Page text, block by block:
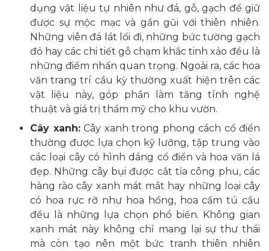
dụng vật liệu tự nhiên như đá, gỗ, gạch để giữ
được sự mộc mạc và gần gũi với thiên nhiên.
Những viên đá lát lối đi, những bức tường gạch
đỏ hay các chi tiết gỗ chạm khắc tinh xảo đều là
những điểm nhấn quan trọng. Ngoài ra, các hoa
văn trang trí cầu kỳ thường xuất hiện trên các
vật liệu này, góp phần làm tăng tính nghệ
thuật và giá trị thẩm mỹ cho khu vườn.
Cây xanh:Cây xanh trong phong cách cổ điển
thường được lựa chọn kỹ lưỡng, tập trung vào
các loại cây có hình dáng cổ điển và hoa văn lá
đẹp. Những cây bụi được cắt tỉa công phu, các
hàng rào cây xanh mát mắt hay những loại cây
có hoa rực rỡ như hoa hồng, hoa cẩm tú cầu
đều là những lựa chọn phổ biến. Không gian
xanh mát này không chỉ mang lại sự thư thái
mà còn tạo nên một bức tranh thiên nhiên